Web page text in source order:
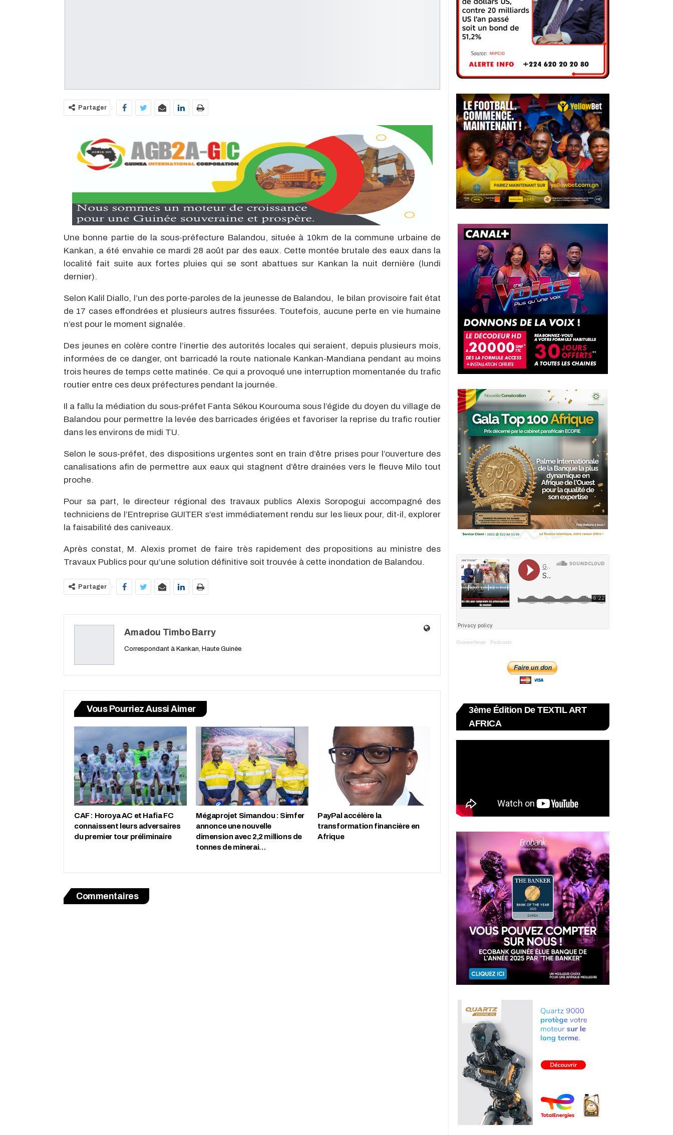
Partager
Une bonne partie de la sous-préfecture Balandou, située à 10km de la commune urbaine de
Kankan, a été envahie ce mardi 28 août par des eaux. Cette montée brutale des eaux dans la
localité fait suite aux fortes pluies qui se sont abattues sur Kankan la nuit dernière (lundi
dernier).
Selon Kalil Diallo, l’un des porte-paroles de la jeunesse de Balandou, le bilan provisoire fait état
de 17 cases effondrées et plusieurs autres fissurées. Toutefois, aucune perte en vie humaine
n’est pour le moment signalée.
Des jeunes en colère contre l’inertie des autorités locales qui seraient, depuis plusieurs mois,
informées de ce danger, ont barricadé la route nationale Kankan-Mandiana pendant au moins
trois heures de temps cette matinée. Ce qui a provoqué une interruption momentanée du trafic
routier entre ces deux préfectures pendant la journée.
Il a fallu la médiation du sous-préfet Fanta Sékou Kourouma sous l’égide du doyen du village de
Balandou pour permettre la levée des barricades érigées et favoriser la reprise du trafic routier
dans les environs de midi TU.
Selon le sous-préfet, des dispositions urgentes sont en train d’être prises pour l’ouverture des
canalisations afin de permettre aux eaux qui stagnent d’être drainées vers le fleuve Milo tout
proche.
Pour sa part, le directeur régional des travaux publics Alexis Soropogui accompagné des
techniciens de l’Entreprise GUITER s’est immédiatement rendu sur les lieux pour, dit-il, explorer
la faisabilité des caniveaux.
Après constat, M. Alexis promet de faire très rapidement des propositions au ministre des
Travaux Publics pour qu’une solution définitive soit trouvée à cette inondation de Balandou.
Partager
Amadou Timbo Barry
Correspondant à Kankan, Haute Guinée
Vous Pourriez Aussi Aimer
CAF : Horoya AC et Hafia FC
connaissent leurs adversaires
du premier tour préliminaire
Mégaprojet Simandou : Simfer
annonce une nouvelle
dimension avec 2,2 millions de
tonnes de minerai…
PayPal accélère la
transformation financière en
Afrique
Commentaires
GuineeNews · Podcasts
3ème Édition De TEXTIL ART
AFRICA